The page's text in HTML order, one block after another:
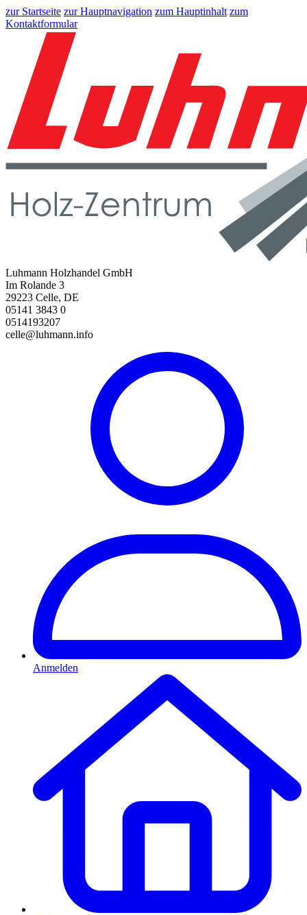
zur Startseite zur Hauptnavigation zum Hauptinhalt zum
Kontaktformular
Luhmann Holzhandel GmbH
Im Rolande 3
29223 Celle, DE
05141 3843 0
0514193207
celle@luhmann.info
Anmelden